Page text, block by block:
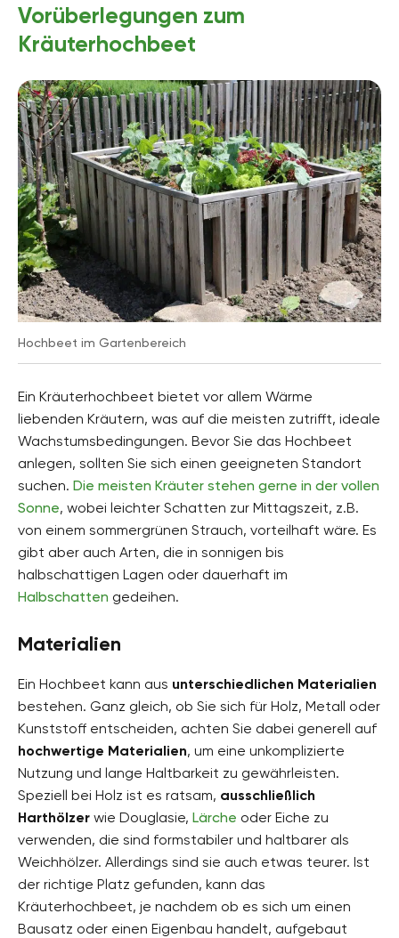
Vorüberlegungen zum
Kräuterhochbeet
Hochbeet im Gartenbereich
Ein Kräuterhochbeet bietet vor allem Wärme
liebenden Kräutern, was auf die meisten zutrifft, ideale
Wachstumsbedingungen. Bevor Sie das Hochbeet
anlegen, sollten Sie sich einen geeigneten Standort
suchen. Die meisten Kräuter stehen gerne in der vollen
Sonne, wobei leichter Schatten zur Mittagszeit, z.B.
von einem sommergrünen Strauch, vorteilhaft wäre. Es
gibt aber auch Arten, die in sonnigen bis
halbschattigen Lagen oder dauerhaft im
Halbschatten gedeihen.
Materialien
Ein Hochbeet kann aus unterschiedlichen Materialien
bestehen. Ganz gleich, ob Sie sich für Holz, Metall oder
Kunststoff entscheiden, achten Sie dabei generell auf
hochwertige Materialien, um eine unkomplizierte
Nutzung und lange Haltbarkeit zu gewährleisten.
Speziell bei Holz ist es ratsam, ausschließlich
Harthölzer wie Douglasie, Lärche oder Eiche zu
verwenden, die sind formstabiler und haltbarer als
Weichhölzer. Allerdings sind sie auch etwas teurer. Ist
der richtige Platz gefunden, kann das
Kräuterhochbeet, je nachdem ob es sich um einen
Bausatz oder einen Eigenbau handelt, aufgebaut